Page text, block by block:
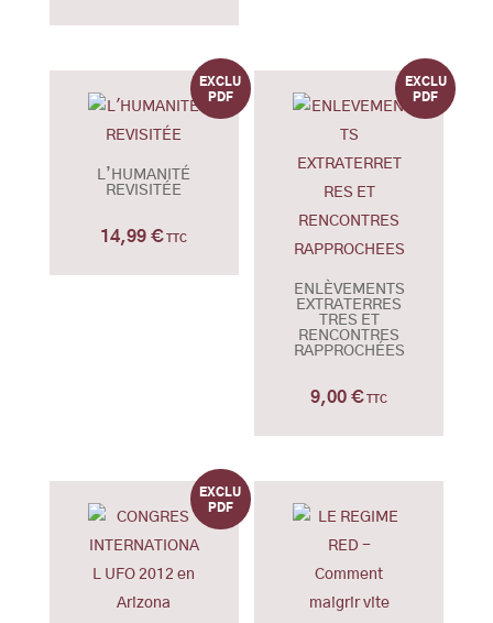
L’HUMANITÉ
REVISITÉE
14,99€ TTC
ENLÈVEMENTS
EXTRATERRES
TRES ET
RENCONTRES
RAPPROCHÉES
9,00€ TTC